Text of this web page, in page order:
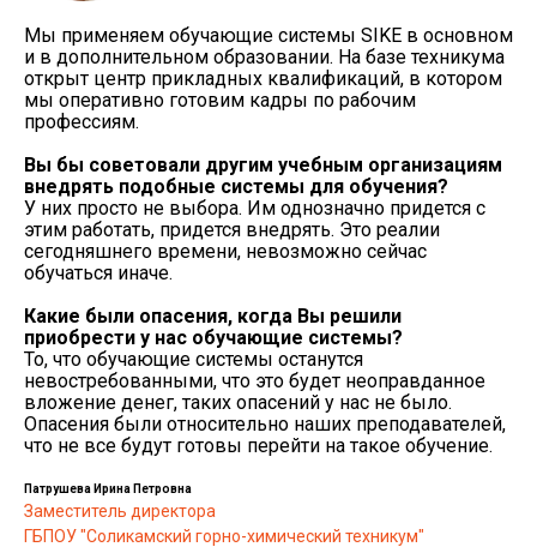
Мы применяем обучающие системы SIKE в основном
и в дополнительном образовании. На базе техникума
открыт центр прикладных квалификаций, в котором
мы оперативно готовим кадры по рабочим
профессиям.
Вы бы советовали другим учебным организациям
внедрять подобные системы для обучения?
У них просто не выбора. Им однозначно придется с
этим работать, придется внедрять. Это реалии
сегодняшнего времени, невозможно сейчас
обучаться иначе.
Какие были опасения, когда Вы решили
приобрести у нас обучающие системы?
То, что обучающие системы останутся
невостребованными, что это будет неоправданное
вложение денег, таких опасений у нас не было.
Опасения были относительно наших преподавателей,
что не все будут готовы перейти на такое обучение.
Патрушева Ирина Петровна
Заместитель директора
ГБПОУ "Соликамский горно-химический техникум"